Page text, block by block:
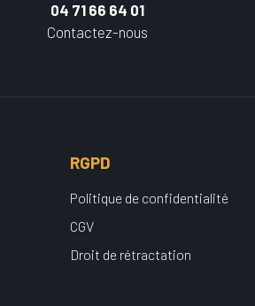
04 71 66 64 01
Contactez-nous
RGPD
Politique de confidentialité
CGV
Droit de rétractation